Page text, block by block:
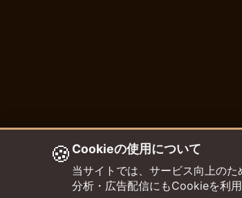
🍪 Cookieの使用について
当サイトでは、サービス向上の
分析・広告配信にもCookieを利用